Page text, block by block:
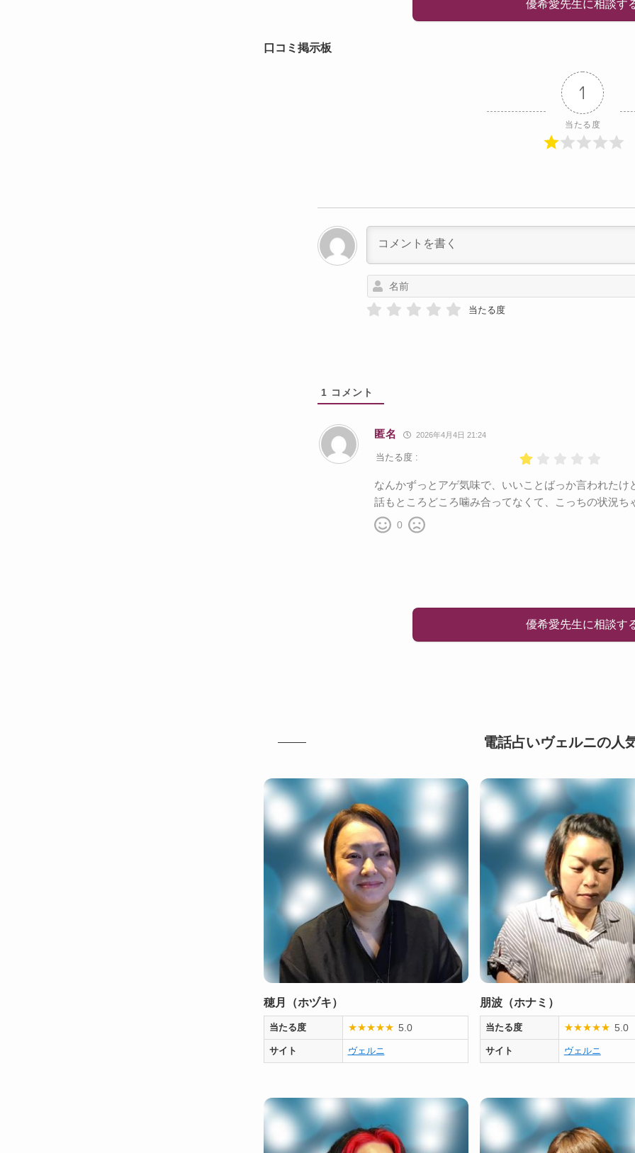
優希愛先生に相談す
口コミ掲示板
1
当たる度
当たる度
1 コメント
匿名 2026年4月4日 21:24
当たる度 :
なんかずっとアゲ気味で、いいことばっか言われたけ
話もところどころ噛み合ってなくて、こっちの状況ち
0
優希愛先生に相談す
電話占いヴェルニの人
穂月（ホヅキ）
当たる度 ★★★★★ 5.0
サイト ヴェルニ
朋波（ホナミ）
当たる度 ★★★★★ 5.0
サイト ヴェルニ